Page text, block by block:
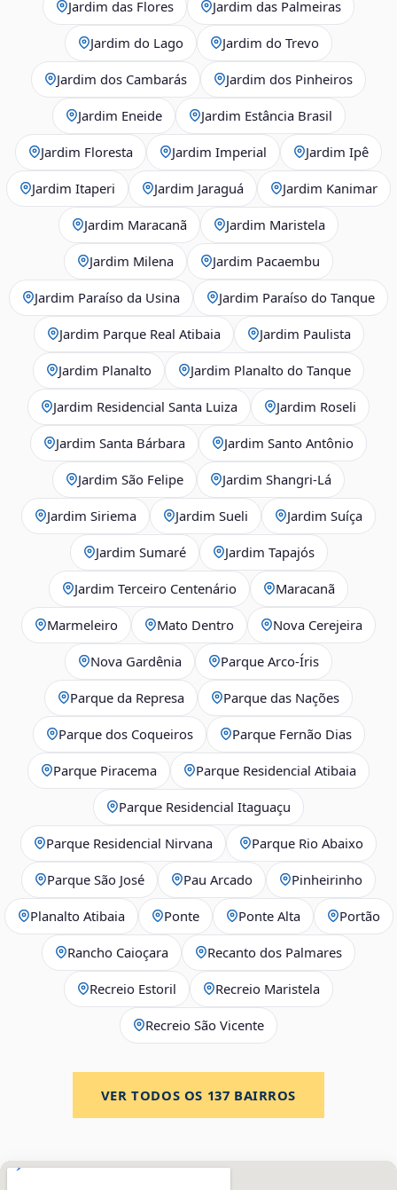
Jardim das Flores Jardim das Palmeiras
Jardim do Lago Jardim do Trevo
Jardim dos Cambarás Jardim dos Pinheiros
Jardim Eneide Jardim Estância Brasil
Jardim Floresta Jardim Imperial Jardim Ipê
Jardim Itaperi Jardim Jaraguá Jardim Kanimar
Jardim Maracanã Jardim Maristela
Jardim Milena Jardim Pacaembu
Jardim Paraíso da Usina Jardim Paraíso do Tanque
Jardim Parque Real Atibaia Jardim Paulista
Jardim Planalto Jardim Planalto do Tanque
Jardim Residencial Santa Luiza Jardim Roseli
Jardim Santa Bárbara Jardim Santo Antônio
Jardim São Felipe Jardim Shangri-Lá
Jardim Siriema Jardim Sueli Jardim Suíça
Jardim Sumaré Jardim Tapajós
Jardim Terceiro Centenário Maracanã
Marmeleiro Mato Dentro Nova Cerejeira
Nova Gardênia Parque Arco-Íris
Parque da Represa Parque das Nações
Parque dos Coqueiros Parque Fernão Dias
Parque Piracema Parque Residencial Atibaia
Parque Residencial Itaguaçu
Parque Residencial Nirvana Parque Rio Abaixo
Parque São José Pau Arcado Pinheirinho
Planalto Atibaia Ponte Ponte Alta Portão
Rancho Caioçara Recanto dos Palmares
Recreio Estoril Recreio Maristela
Recreio São Vicente
VER TODOS OS 137 BAIRROS